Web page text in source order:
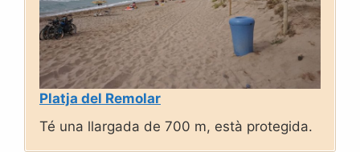
Platja del Remolar
Té una llargada de 700 m, està protegida.